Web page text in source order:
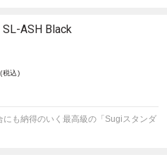
SL-ASH Black
(税込)
も納得のいく最高級の「Sugiスタンダ